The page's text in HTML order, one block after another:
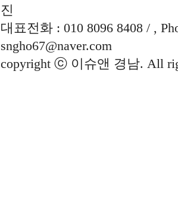
진
대표전화 : 010 8096 8408 / ,
sngho67@naver.com
copyright ⓒ 이슈앤 경남. All